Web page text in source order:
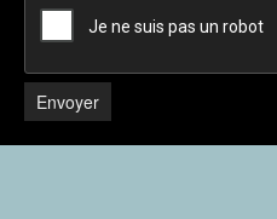
Envoyer